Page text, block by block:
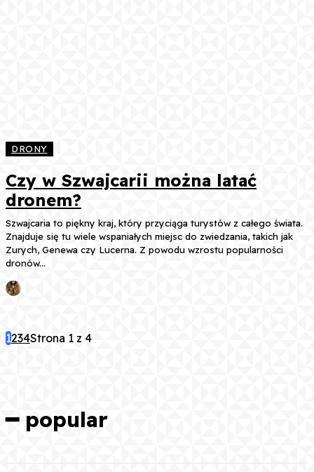
DRONY
Czy w Szwajcarii można latać
dronem?
Szwajcaria to piękny kraj, który przyciąga turystów z całego świata.
Znajduje się tu wiele wspaniałych miejsc do zwiedzania, takich jak
Zurych, Genewa czy Lucerna. Z powodu wzrostu popularności
dronów...
1234Strona 1 z 4
━ popular